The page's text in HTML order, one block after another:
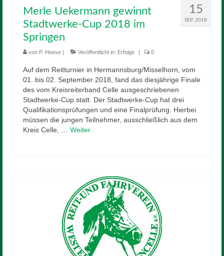
15
SEP. 2018
Merle Uekermann gewinnt
Stadtwerke-Cup 2018 im
Springen
von P. Heese Veröffentlicht in: Erfolge 0
Auf dem Reitturnier in Hermannsburg/Misselhorn, vom
01. bis 02. September 2018, fand das diesjährige Finale
des vom Kreisreiterband Celle ausgeschriebenen
Stadtwerke-Cup statt. Der Stadtwerke-Cup hat drei
Qualifikationsprüfungen und eine Finalprüfung. Hierbei
müssen die jungen Teilnehmer, ausschließlich aus dem
Kreis Celle, … Weiter